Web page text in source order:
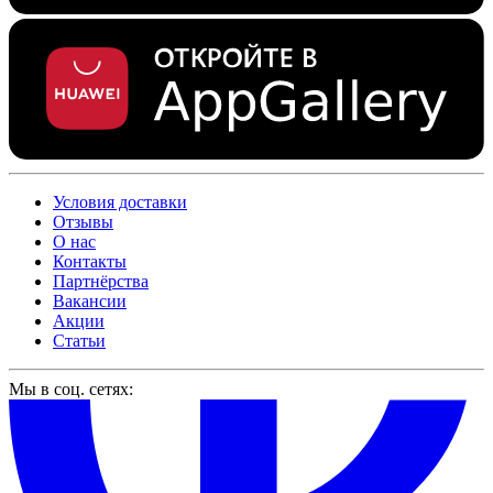
Условия доставки
Отзывы
О нас
Контакты
Партнёрства
Вакансии
Акции
Статьи
Мы в соц. сетях: